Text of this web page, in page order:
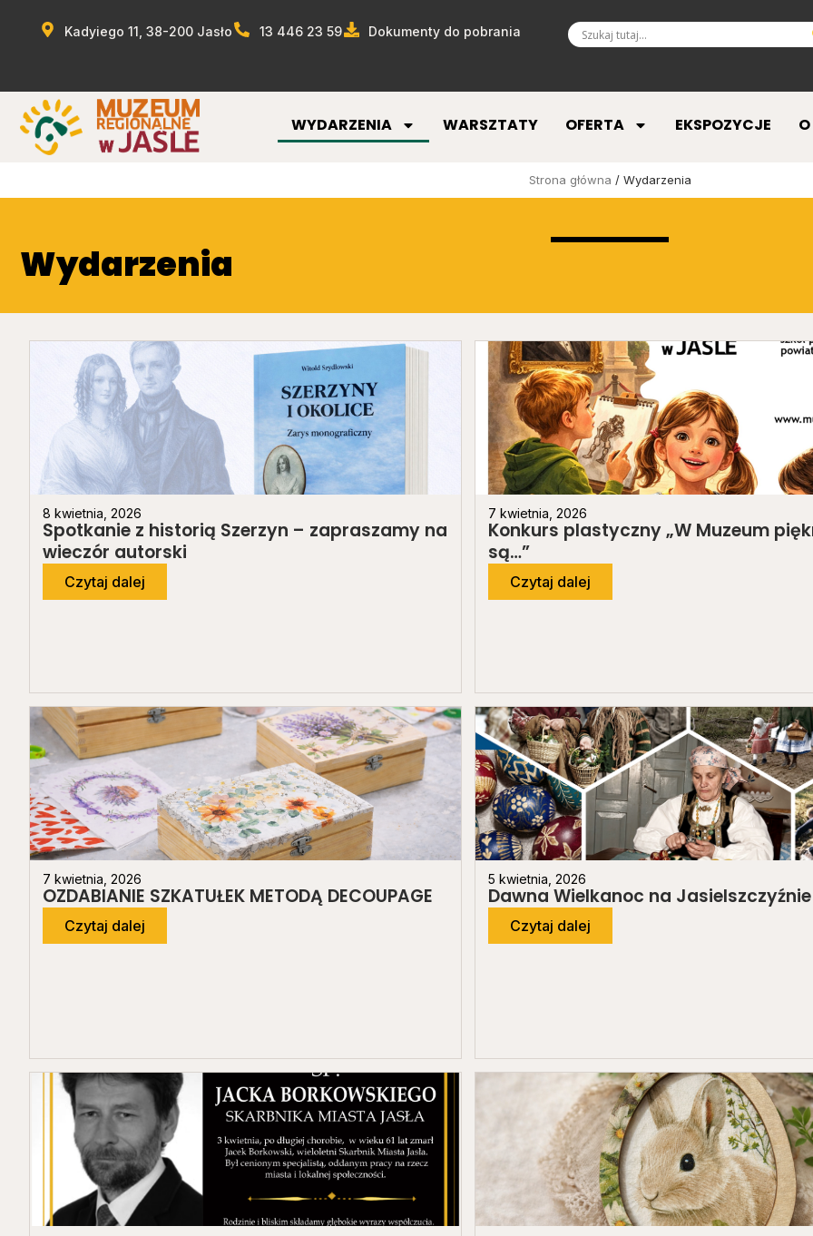
Kadyiego 11, 38-200 Jasło 13 446 23 59 Dokumenty do pobrania
WYDARZENIA WARSZTATY OFERTA EKSPOZYCJE
Strona główna / Wydarzenia
Wydarzenia
8 kwietnia, 2026
Spotkanie z historią Szerzyn – zapraszamy na
wieczór autorski
Czytaj dalej
7 kwietnia, 2026
Konkurs plastyczny „W Muzeum
są…”
Czytaj dalej
7 kwietnia, 2026
OZDABIANIE SZKATUŁEK METODĄ DECOUPAGE
Czytaj dalej
5 kwietnia, 2026
Dawna Wielkanoc na Jasielszczyźnie
Czytaj dalej